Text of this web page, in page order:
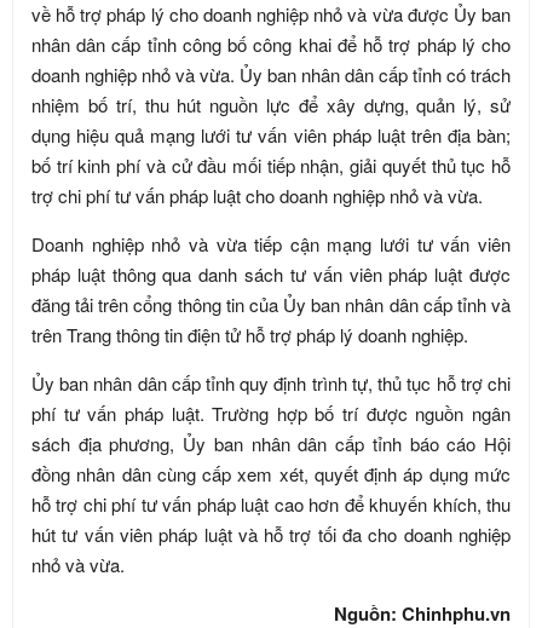
về hỗ trợ pháp lý cho doanh nghiệp nhỏ và vừa được Ủy ban
nhân dân cấp tỉnh công bố công khai để hỗ trợ pháp lý cho
doanh nghiệp nhỏ và vừa. Ủy ban nhân dân cấp tỉnh có trách
nhiệm bố trí, thu hút nguồn lực để xây dựng, quản lý, sử
dụng hiệu quả mạng lưới tư vấn viên pháp luật trên địa bàn;
bố trí kinh phí và cử đầu mối tiếp nhận, giải quyết thủ tục hỗ
trợ chi phí tư vấn pháp luật cho doanh nghiệp nhỏ và vừa.
Doanh nghiệp nhỏ và vừa tiếp cận mạng lưới tư vấn viên
pháp luật thông qua danh sách tư vấn viên pháp luật được
đăng tải trên cổng thông tin của Ủy ban nhân dân cấp tỉnh và
trên Trang thông tin điện tử hỗ trợ pháp lý doanh nghiệp.
Ủy ban nhân dân cấp tỉnh quy định trình tự, thủ tục hỗ trợ chi
phí tư vấn pháp luật. Trường hợp bố trí được nguồn ngân
sách địa phương, Ủy ban nhân dân cấp tỉnh báo cáo Hội
đồng nhân dân cùng cấp xem xét, quyết định áp dụng mức
hỗ trợ chi phí tư vấn pháp luật cao hơn để khuyến khích, thu
hút tư vấn viên pháp luật và hỗ trợ tối đa cho doanh nghiệp
nhỏ và vừa.
Nguồn: Chinhphu.vn